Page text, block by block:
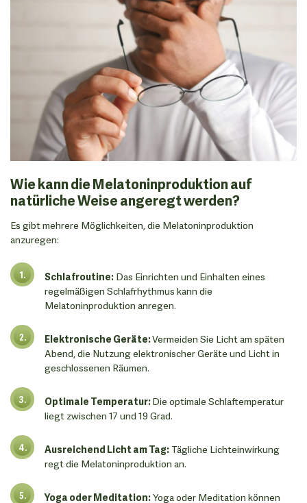
Wie kann die Melatoninproduktion auf
natürliche Weise angeregt werden?
Es gibt mehrere Möglichkeiten, die Melatoninproduktion
anzuregen:
Schlafroutine: Das Einrichten und Einhalten eines
regelmäßigen Schlafrhythmus kann die
Melatoninproduktion anregen.
Elektronische Geräte:Vermeiden Sie Licht am späten
Abend, die Nutzung elektronischer Geräte und Licht in
geschlossenen Räumen.
Optimale Temperatur:Die optimale Schlaftemperatur
liegt zwischen 17 und 19 Grad.
Ausreichend Licht am Tag: Tägliche Lichteinwirkung
regt die Melatoninproduktion an.
Yoga oder Meditation:Yoga oder Meditation können